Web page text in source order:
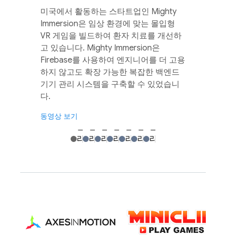
미국에서 활동하는 스타트업인 Mighty
Immersion은 임상 환경에 맞는 몰입형
VR 게임을 빌드하여 환자 치료를 개선하
고 있습니다. Mighty Immersion은
Firebase를 사용하여 엔지니어를 더 고용
하지 않고도 확장 가능한 복잡한 백엔드
기기 관리 시스템을 구축할 수 있었습니
다.
동영상 보기